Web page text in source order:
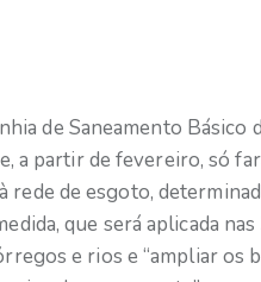
de Saneamento
a partir de fevereiro, só
rede de esgoto,
que será aplicada
e rios e “ampliar os